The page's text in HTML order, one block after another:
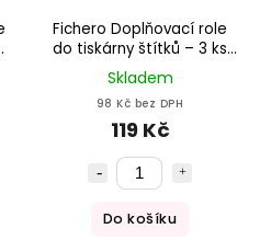
Fichero Doplňovací role
do tiskárny štítků – 3 ks
bílé
Skladem
98 Kč bez DPH
119 Kč
Do košíku